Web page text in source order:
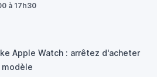
à 17h30
Apple Watch : arrêtez d'acheter
modèle